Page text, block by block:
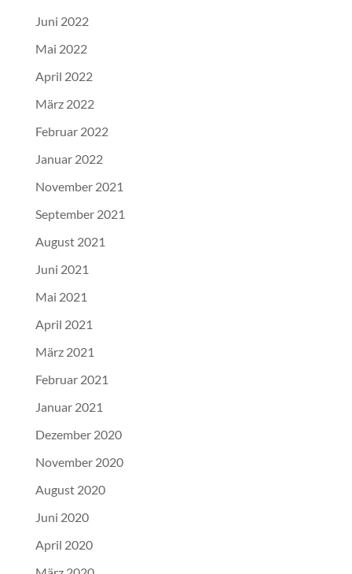
Juni 2022
Mai 2022
April 2022
März 2022
Februar 2022
Januar 2022
November 2021
September 2021
August 2021
Juni 2021
Mai 2021
April 2021
März 2021
Februar 2021
Januar 2021
Dezember 2020
November 2020
August 2020
Juni 2020
April 2020